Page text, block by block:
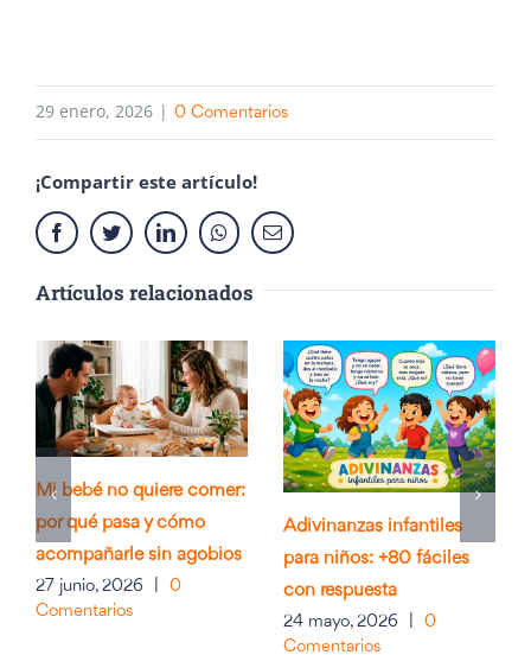
29 enero, 2026 | 0 Comentarios
¡Compartir este artículo!
FacebookTwitterLinkedInWhatsappEmail
Artículos relacionados
Mi bebé no quiere comer:
por qué pasa y cómo
acompañarle sin agobios
27 junio, 2026
0
Comentarios
Adivinanzas infantiles
para niños: +80 fáciles
con respuesta
24 mayo, 2026
0
Comentarios